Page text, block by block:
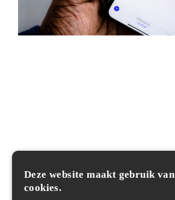
In samenwerking met:
Deze website maakt gebruik van
cookies.